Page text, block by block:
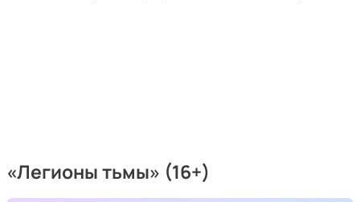
«Легионы тьмы» (16+)